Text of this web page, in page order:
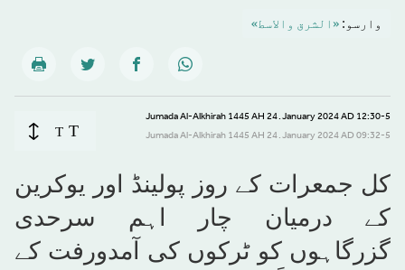
وارسو: «الشرق والاسط»
12:30-5 January 2024 AD ـ 24 Jumada Al-Alkhirah 1445 AH
09:32-5 January 2024 AD ـ 24 Jumada Al-Alkhirah 1445 AH
T
T
کل جمعرات کے روز پولینڈ اور یوکرین
کے درمیان چار اہم سرحدی
گزرگاہوں کو ٹرکوں کی آمدورفت کے